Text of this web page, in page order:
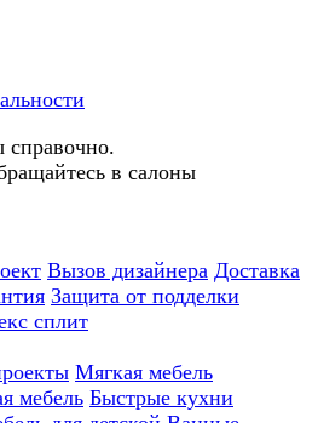
справочно.
в салоны
Вызов дизайнера Доставка
Защита от подделки
сплит
Мягкая мебель
мебель Быстрые кухни